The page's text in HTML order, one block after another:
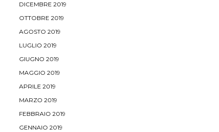
DICEMBRE 2019
OTTOBRE 2019
AGOSTO 2019
LUGLIO 2019
GIUGNO 2019
MAGGIO 2019
APRILE 2019
MARZO 2019
FEBBRAIO 2019
GENNAIO 2019